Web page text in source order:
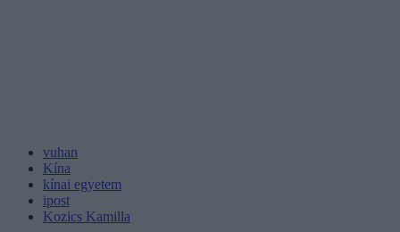
vuhan
Kína
kínai egyetem
ipost
Kozics Kamilla